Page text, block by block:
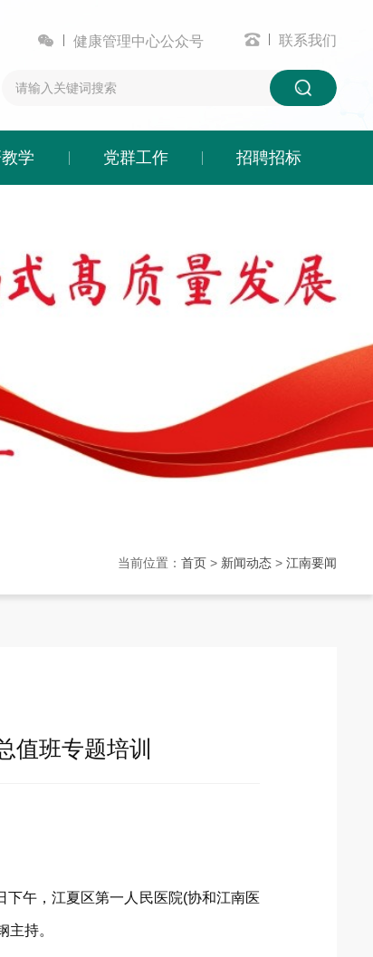
 健康管理中心公众号  联系我们
学 党群工作 招聘招标
当前位置： 首页> 新闻动态> 江南要闻
班专题培训
午，江夏区第一人民医院(协和江南医
持。